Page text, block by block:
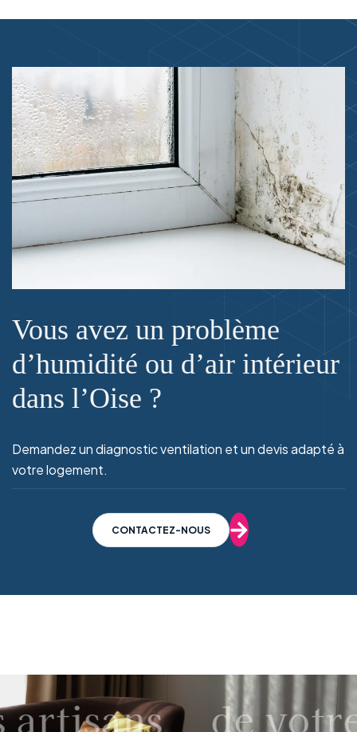
Vous avez un problème
d’humidité ou d’air intérieur
dans l’Oise ?
Demandez un diagnostic ventilation et un devis adapté à
votre logement.
CONTACTEZ-NOUS
de